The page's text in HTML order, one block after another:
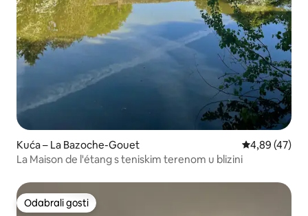
Kuća – La Bazoche-Gouet Prosječna
4,89 (47)
La Maison de l'étang s teniskim terenom u blizini
Odabrali gosti
Odabrali gosti